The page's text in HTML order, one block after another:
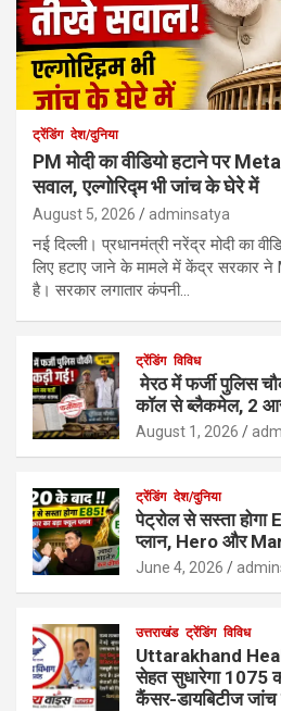
ट्रेंडिंग देश/दुनिया
PM मोदी का वीडियो हटाने पर
सवाल, एल्गोरिद्म भी जांच के घेरे में
August 5, 2026 adminsatya
नई दिल्ली। प्रधानमंत्री नरेंद्र मोदी का
लिए हटाए जाने के मामले में केंद्र सरकार
है। सरकार लगातार कंपनी…
ट्रेंडिंग विविध
मेरठ में फर्जी पुलिस
कॉल से ब्लैकमेल, 2
August 1, 2026
ट्रेंडिंग देश/दुनिया
पेट्रोल से सस्ता होगा
प्लान, Hero और
June 4, 2026
उत्तराखंड ट्रेंडिंग विविध
Uttarakhand
सेहत सुधारेगा 1075
कैंसर-डायबिटीज